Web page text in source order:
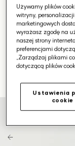
Używamy plików
witryny,
marketingowych
wyrażasz zgodę na
naszej strony
preferencjami
„Zarządzaj plikami
dotyczącą plików
Ustawienia
cookie